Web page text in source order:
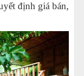
định giá bán,